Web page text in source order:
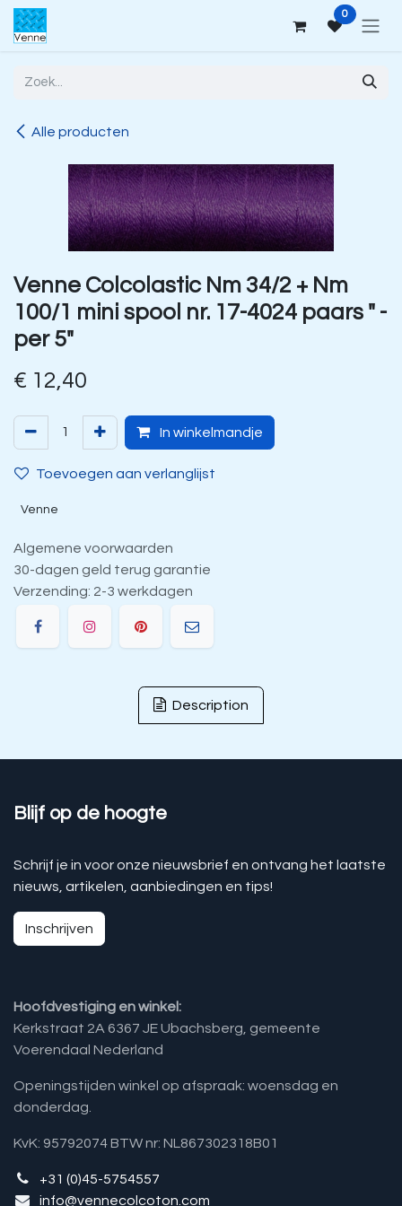
Overslaan naar inhoud 0
Alle producten
Venne Colcolastic Nm 34/2 + Nm
100/1 mini spool nr. 17-4024 paars " -
per 5"
€ 12,40
In winkelmandje
Toevoegen aan verlanglijst
Venne
Algemene voorwaarden
30-dagen geld terug garantie
Verzending: 2-3 werkdagen
Description
Blijf op de hoogte
Schrijf je in voor onze nieuwsbrief en ontvang het laatste
nieuws, artikelen, aanbiedingen en tips!
Inschrijven
Hoofdvestiging en winkel:
Kerkstraat 2A 6367 JE Ubachsberg, gemeente
Voerendaal Nederland
Openingstijden winkel op afspraak: woensdag en
donderdag.
KvK: 95792074 BTW nr: NL867302318B01
+31 (0)45-5754557
info@vennecolcoton.com